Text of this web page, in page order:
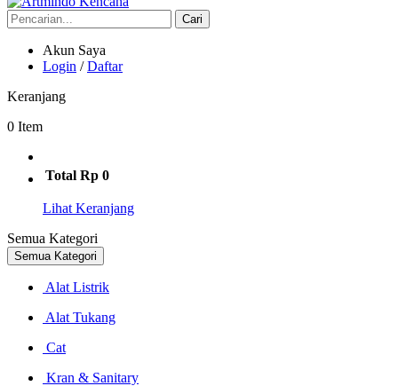
Cari
Akun Saya
Login /Daftar
Keranjang
0 Item
Total Rp 0
Lihat Keranjang
Semua Kategori
Semua Kategori
Alat Listrik
Alat Tukang
Cat
Kran & Sanitary